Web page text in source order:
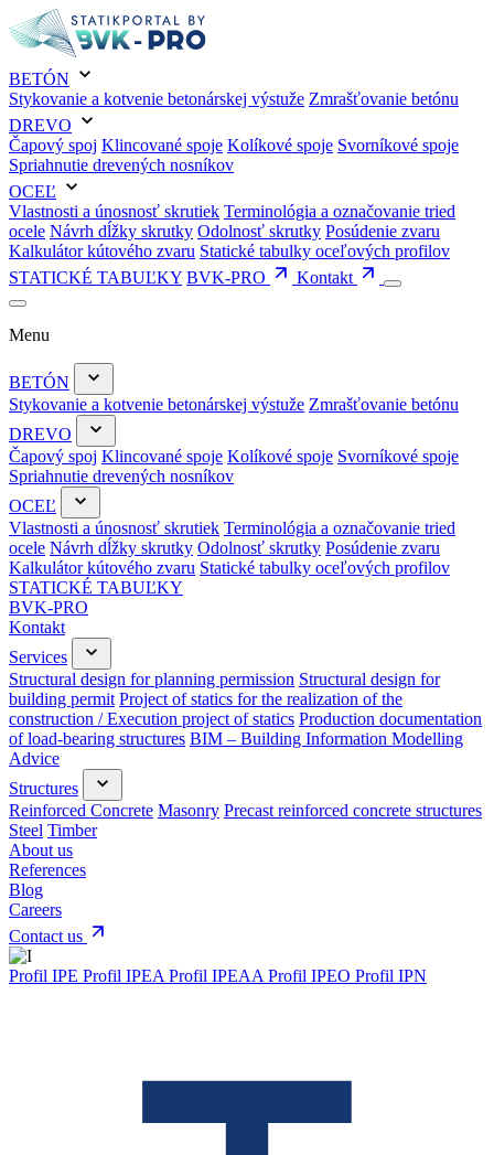
BETÓN
Stykovanie a kotvenie betonárskej výstuže Zmrašťovanie betónu
DREVO
Čapový spoj Klincované spoje Kolíkové spoje Svorníkové spoje
Spriahnutie drevených nosníkov
OCEĽ
Vlastnosti a únosnosť skrutiek Terminológia a označovanie tried
ocele Návrh dĺžky skrutky Odolnosť skrutky Posúdenie zvaru
Kalkulátor kútového zvaru Statické tabulky oceľových profilov
STATICKÉ TABUĽKY BVK-PRO Kontakt
Menu
BETÓN
Stykovanie a kotvenie betonárskej výstuže Zmrašťovanie betónu
DREVO
Čapový spoj Klincované spoje Kolíkové spoje Svorníkové spoje
Spriahnutie drevených nosníkov
OCEĽ
Vlastnosti a únosnosť skrutiek Terminológia a označovanie tried
ocele Návrh dĺžky skrutky Odolnosť skrutky Posúdenie zvaru
Kalkulátor kútového zvaru Statické tabulky oceľových profilov
STATICKÉ TABUĽKY
BVK-PRO
Kontakt
Services
Structural design for planning permission Structural design for
building permit Project of statics for the realization of the
construction / Execution project of statics Production documentation
of load-bearing structures BIM – Building Information Modelling
Advice
Structures
Reinforced Concrete Masonry Precast reinforced concrete structures
Steel Timber
About us
References
Blog
Careers
Contact us
Profil IPE Profil IPEA Profil IPEAA Profil IPEO Profil IPN